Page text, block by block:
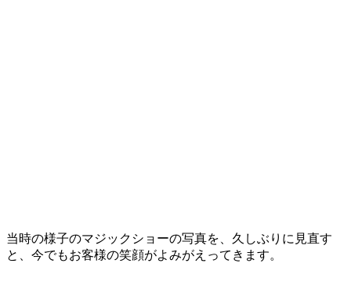
当時の様子のマジックショーの写真を、久しぶりに見直す
と、今でもお客様の笑顔がよみがえってきます。